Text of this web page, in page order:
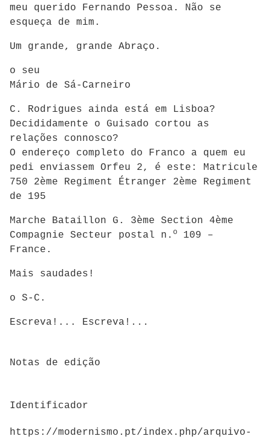
meu querido Fernando Pessoa. Não se
esqueça de mim.
Um grande, grande Abraço.
o seu
Mário de Sá-Carneiro
C. Rodrigues ainda está em Lisboa?
Decididamente o Guisado cortou as
relações connosco?
O endereço completo do Franco a quem eu
pedi enviassem Orfeu 2, é este: Matricule
750 2ème Regiment Étranger 2ème Regiment
de 195
Marche Bataillon G. 3ème Section 4ème
Compagnie Secteur postal n. o
109 –
France.
Mais saudades!
o S-C.
Escreva!... Escreva!...
Notas de edição
Identificador
https://modernismo.pt/index.php/arquivo-